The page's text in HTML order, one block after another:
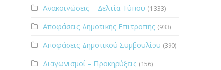
Ανακοινώσεις – Δελτία Τύπου (1.333)
Αποφάσεις Δημοτικής Επιτροπής (933)
Αποφάσεις Δημοτικού Συμβουλίου (390)
Διαγωνισμοί – Προκηρύξεις (156)